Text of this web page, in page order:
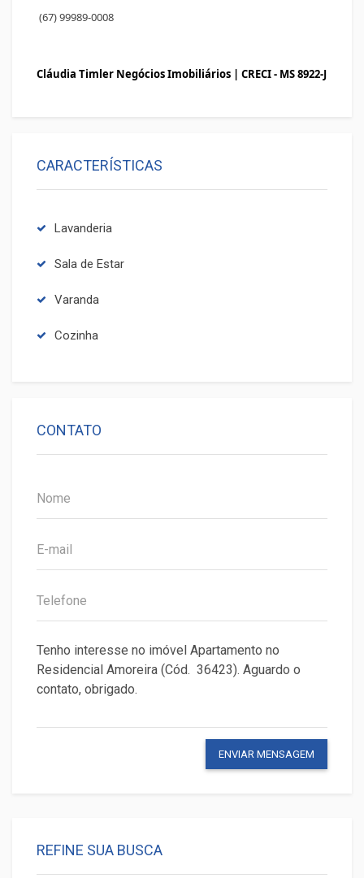
(67) 99989-0008
Cláudia Timler Negócios Imobiliários | CRECI - MS 8922-J
CARACTERÍSTICAS
Lavanderia
Sala de Estar
Varanda
Cozinha
CONTATO
ENVIAR MENSAGEM
REFINE SUA BUSCA